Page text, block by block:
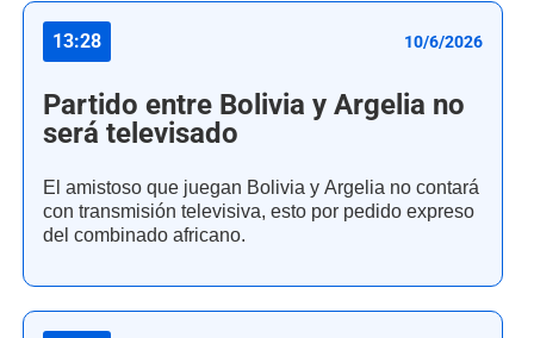
13:28 10/6/2026
Partido entre Bolivia y Argelia no
será televisado
El amistoso que juegan Bolivia y Argelia no contará
con transmisión televisiva, esto por pedido expreso
del combinado africano.